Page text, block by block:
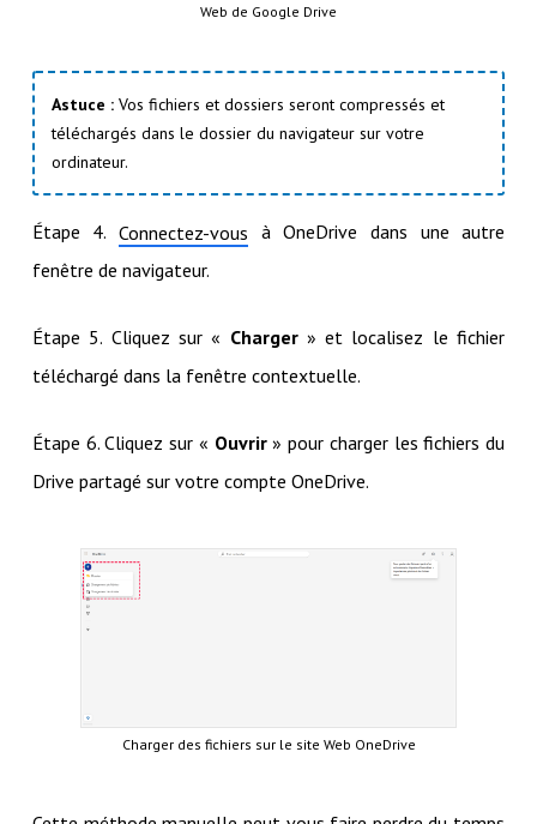
Web de Google Drive
Astuce : Vos fichiers et dossiers seront compressés et
téléchargés dans le dossier du navigateur sur votre
ordinateur.
Étape 4.Connectez-vous à OneDrive dans une autre
fenêtre de navigateur.
Étape 5. Cliquez sur « Charger» et localisez le fichier
téléchargé dans la fenêtre contextuelle.
Étape 6. Cliquez sur « Ouvrir» pour charger les fichiers du
Drive partagé sur votre compte OneDrive.
Charger des fichiers sur le site Web OneDrive